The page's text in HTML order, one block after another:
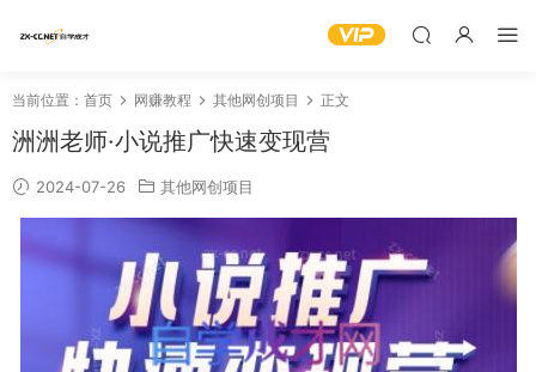
当前位置： 首页 网赚教程 其他网创项目 正文
洲洲老师·小说推广快速变现营
2024-07-26 其他网创项目